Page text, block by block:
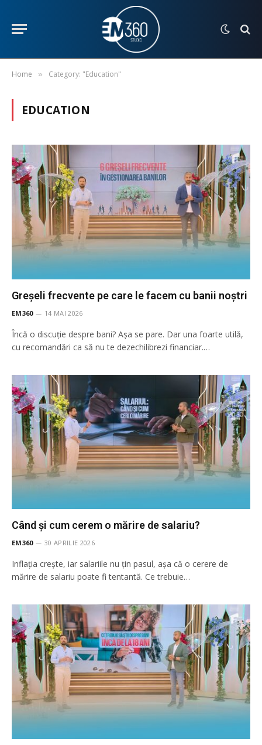
Home » Category: "Education"
EDUCATION
Greșeli frecvente pe care le facem cu banii noștri
EM360 14 MAI 2026
Încă o discuție despre bani? Așa se pare. Dar una foarte utilă,
cu recomandări ca să nu te dezechilibrezi financiar.…
Când și cum cerem o mărire de salariu?
EM360 30 APRILIE 2026
Inflația crește, iar salariile nu țin pasul, așa că o cerere de
mărire de salariu poate fi tentantă. Ce trebuie…